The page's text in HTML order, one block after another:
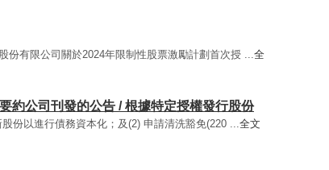
份有限公司關於2024年限制性股票激勵計劃首次授 ...全
約公司刊發的公告 / 根據特定授權發行股份
份以進行債務資本化；及(2) 申請清洗豁免(220 ...全文